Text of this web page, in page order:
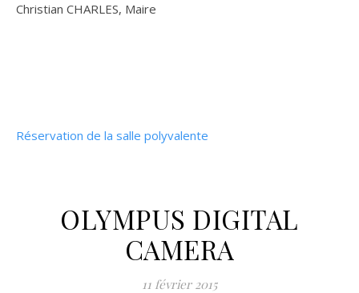
Christian CHARLES, Maire
Réservation de la salle polyvalente
OLYMPUS DIGITAL
CAMERA
11 février 2015